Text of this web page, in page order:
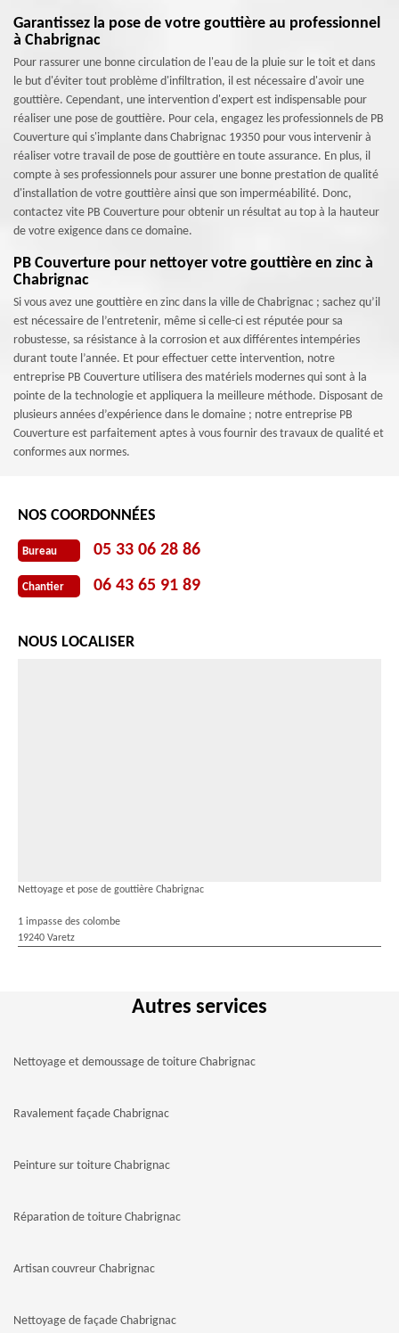
Garantissez la pose de votre gouttière au professionnel
à Chabrignac
Pour rassurer une bonne circulation de l'eau de la pluie sur le toit et dans
le but d'éviter tout problème d'infiltration, il est nécessaire d'avoir une
gouttière. Cependant, une intervention d'expert est indispensable pour
réaliser une pose de gouttière. Pour cela, engagez les professionnels de PB
Couverture qui s'implante dans Chabrignac 19350 pour vous intervenir à
réaliser votre travail de pose de gouttière en toute assurance. En plus, il
compte à ses professionnels pour assurer une bonne prestation de qualité
d'installation de votre gouttière ainsi que son imperméabilité. Donc,
contactez vite PB Couverture pour obtenir un résultat au top à la hauteur
de votre exigence dans ce domaine.
PB Couverture pour nettoyer votre gouttière en zinc à
Chabrignac
Si vous avez une gouttière en zinc dans la ville de Chabrignac ; sachez qu’il
est nécessaire de l’entretenir, même si celle-ci est réputée pour sa
robustesse, sa résistance à la corrosion et aux différentes intempéries
durant toute l’année. Et pour effectuer cette intervention, notre
entreprise PB Couverture utilisera des matériels modernes qui sont à la
pointe de la technologie et appliquera la meilleure méthode. Disposant de
plusieurs années d’expérience dans le domaine ; notre entreprise PB
Couverture est parfaitement aptes à vous fournir des travaux de qualité et
conformes aux normes.
NOS COORDONNÉES
Bureau 05 33 06 28 86
Chantier 06 43 65 91 89
NOUS LOCALISER
Nettoyage et pose de gouttière Chabrignac
1 impasse des colombe
19240 Varetz
Autres services
Nettoyage et demoussage de toiture Chabrignac
Ravalement façade Chabrignac
Peinture sur toiture Chabrignac
Réparation de toiture Chabrignac
Artisan couvreur Chabrignac
Nettoyage de façade Chabrignac